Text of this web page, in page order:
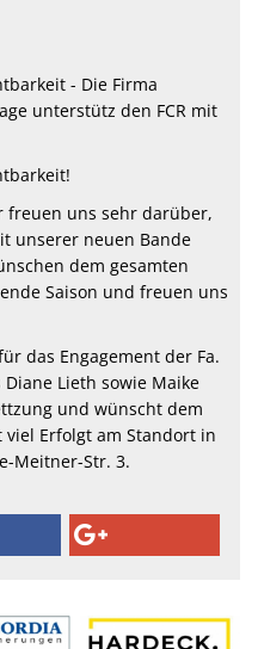
- Die Firma
unterstütz den FCR mit
freuen uns sehr darüber,
unserer neuen Bande
dem gesamten
Saison und freuen uns
das Engagement der Fa.
Diane Lieth sowie Maike
und wünscht dem
viel Erfolgt am Standort in
Meitner-Str. 3.